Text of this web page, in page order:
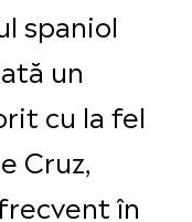
spaniol
un
cu la fel
Cruz,
în